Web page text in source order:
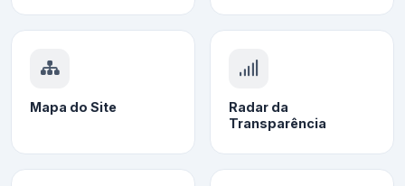
Mapa do Site
Radar da
Transparência